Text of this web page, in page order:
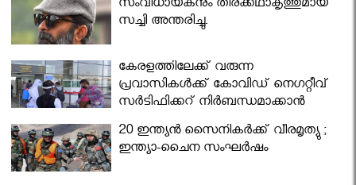
സംവിധായകനും തിരക്കഥാകൃത്തുമായ
സച്ചി അന്തരിച്ചു.
കേരളത്തിലേക്ക് വരുന്ന
പ്രവാസികള്‍ക്ക് കോവിഡ് നെഗറ്റീവ്
സര്‍ട്ടിഫിക്കറ്റ് നിർബന്ധമാക്കാൻ
മന്ത്രിസഭ
20 ഇന്ത്യൻ സൈനികർക്ക് വീരമൃത്യു ;
ഇന്ത്യാ-ചൈന സംഘർഷം